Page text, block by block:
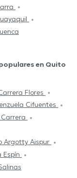
en Quito
Flores
Cifuentes
Argotty Aispur
Espín